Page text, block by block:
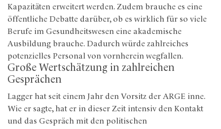
Kapazitäten erweitert werden. Zudem brauche es eine
öffentliche Debatte darüber, ob es wirklich für so viele
Berufe im Gesundheitswesen eine akademische
Ausbildung brauche. Dadurch würde zahlreiches
potenzielles Personal von vornherein wegfallen.
Große Wertschätzung in zahlreichen
Gesprächen
Lagger hat seit einem Jahr den Vorsitz der ARGE inne.
Wie er sagte, hat er in dieser Zeit intensiv den Kontakt
und das Gespräch mit den politischen